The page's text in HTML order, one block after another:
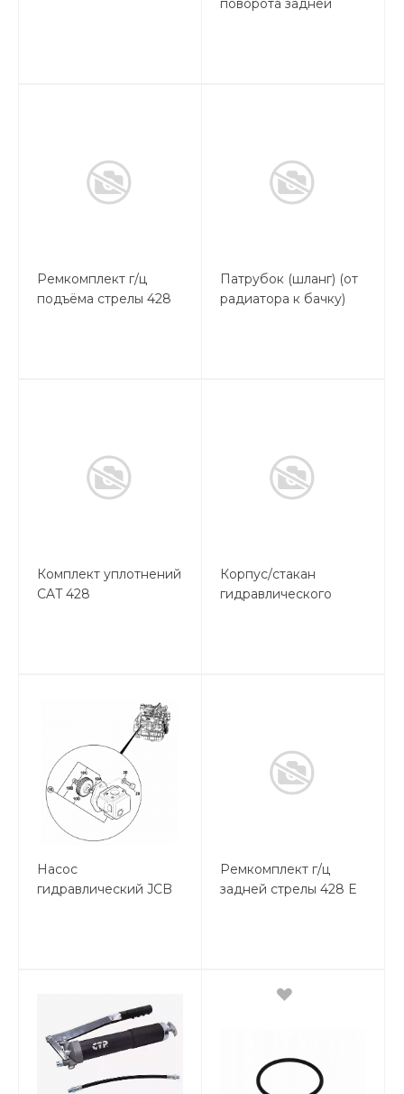
поворота задней
Ремкомплект г/ц
подъёма стрелы 428
Патрубок (шланг) (от
радиатора к бачку)
Комплект уплотнений
CAT 428
Корпус/стакан
гидравлического
Насос
гидравлический JCB
Ремкомплект г/ц
задней стрелы 428 E